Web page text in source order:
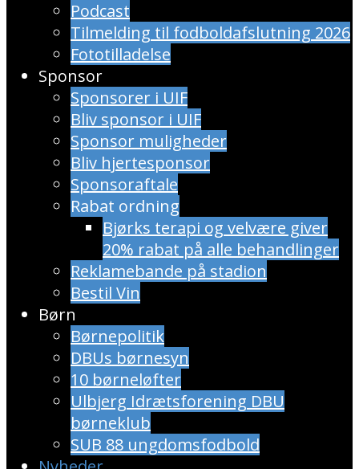
Podcast
Tilmelding til fodboldafslutning 2026
Fototilladelse
Sponsor
Sponsorer i UIF
Bliv sponsor i UIF
Sponsor muligheder
Bliv hjertesponsor
Sponsoraftale
Rabat ordning
​Bjørks terapi og velvære giver
20% rabat på alle behandlinger
Reklamebande på stadion
Bestil Vin
Børn
Børnepolitik
DBUs børnesyn
10 børneløfter
Ulbjerg Idrætsforening DBU
børneklub
SUB 88 ungdomsfodbold